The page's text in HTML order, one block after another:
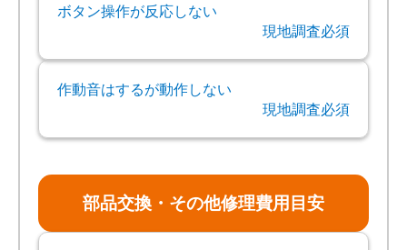
ボタン操作が反応しない
現地調査必須
作動音はするが動作しない
現地調査必須
部品交換・その他修理費用目安